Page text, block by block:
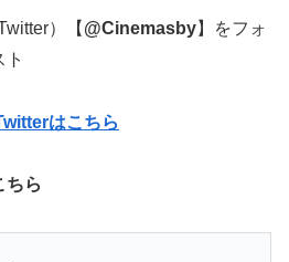
）【 @Cinemasby】をフォ
はこちら
ちら